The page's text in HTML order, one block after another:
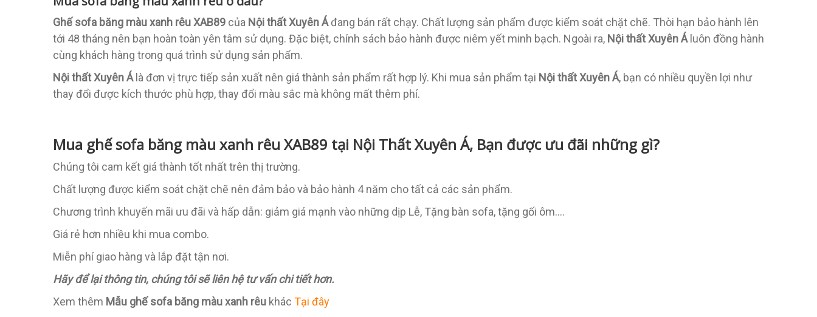
Ghế sofa băng màu xanh rêu XAB89 của Nội thất Xuyên Áđang bán rất chạy. Chất lượng sản phẩm được kiểm soát chặt chẽ. Thòi hạn bảo hành lên
tới 48 tháng nên bạn hoàn toàn yên tâm sử dụng. Đặc biệt, chính sách bảo hành được niêm yết minh bạch. Ngoài ra, Nội thất Xuyên Áluôn đồng hành
cùng khách hàng trong quá trình sử dụng sản phẩm.
Nội thất Xuyên Álà đơn vị trực tiếp sản xuất nên giá thành sản phẩm rất hợp lý. Khi mua sản phẩm tại Nội thất Xuyên Á, bạn có nhiều quyền lợi như
thay đổi được kích thước phù hợp, thay đổi màu sắc mà không mất thêm phí.
Mua ghế sofa băng màu xanh rêu XAB89 tại Nội Thất Xuyên Á, Bạn được ưu đãi những gì?
Chúng tôi cam kết giá thành tốt nhất trên thị trường.
Chất lượng được kiểm soát chặt chẽ nên đảm bảo và bảo hành 4 năm cho tất cả các sản phẩm.
Chương trình khuyến mãi ưu đãi và hấp dẫn: giảm giá mạnh vào những dịp Lễ, Tặng bàn sofa, tặng gối ôm….
Giá rẻ hơn nhiều khi mua combo.
Miễn phí giao hàng và lắp đặt tận nơi.
Hãy để lại thông tin, chúng tôi sẽ liên hệ tư vấn chi tiết hơn.
Xem thêm Mẫu ghế sofa băng màu xanh rêu khác Tại đây